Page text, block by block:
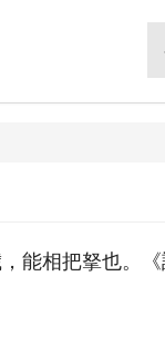
能相把拏也。《